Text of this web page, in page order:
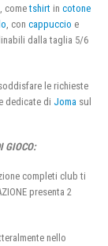
cometshirt in cotone
, con cappuccio e
dalla taglia 5/6
le richieste
dedicate di Joma sul
GIOCO:
completi club ti
presenta 2
nello